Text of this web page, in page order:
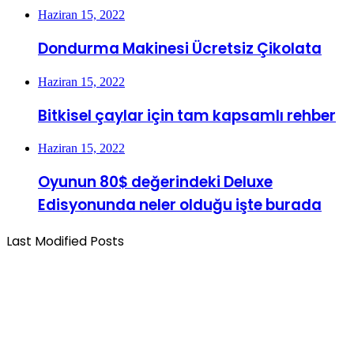
Haziran 15, 2022
Dondurma Makinesi Ücretsiz Çikolata
Haziran 15, 2022
Bitkisel çaylar için tam kapsamlı rehber
Haziran 15, 2022
Oyunun 80$ değerindeki Deluxe
Edisyonunda neler olduğu işte burada
Last Modified Posts